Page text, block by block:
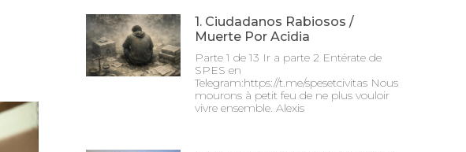
1. Ciudadanos Rabiosos /
Muerte Por Acidia
Parte 1 de 13 Ir a parte 2 Entérate de
SPES en
Telegram:https://t.me/spesetcivitas Nous
mourons à petit feu de ne plus vouloir
vivre ensemble. Alexis